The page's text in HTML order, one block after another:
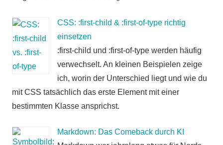
CSS: :first-child & :first-of-type richtig
einsetzen
:first-child und :first-of-type werden häufig
verwechselt. An kleinen Beispielen zeige
ich, worin der Unterschied liegt und wie du
mit CSS tatsächlich das erste Element mit einer
bestimmten Klasse ansprichst.
Markdown: Das Comeback durch KI